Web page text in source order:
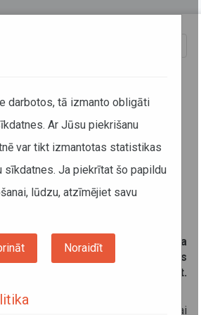
maršrutā
mainīts viena reisa
laiks
reģionālo autobusu maršruta
rīta reiss no Mālpils tiks uzsākts
– plkst. 8.00 (iepriekš – plkst.
kā ierasts – katru dienu.
ar pārvadātāja ierosinājumu, lai
darbotos, tā izmanto obligāti
Ar Jūsu piekrišanu
var tikt izmantotas statistikas
sīkdatnes. Ja piekrītat šo papildu
lūdzu, atzīmējiet savu
Noraidīt